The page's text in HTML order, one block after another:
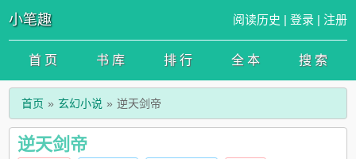
小笔趣 阅读历史 | 登录 | 注册
首 页 书 库 排 行 全 本 搜 索
首页 玄幻小说 逆天剑帝
逆天剑帝